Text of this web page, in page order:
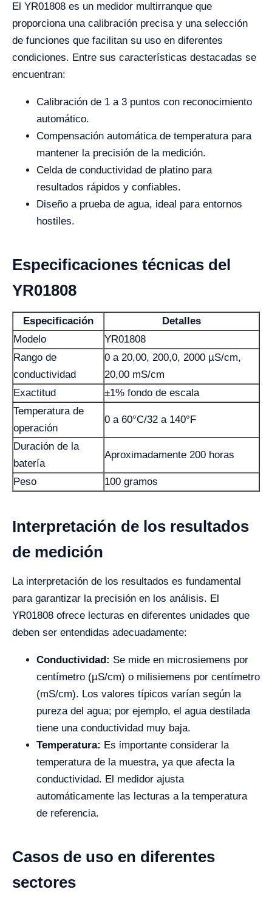
El YR01808 es un medidor multirranque que
proporciona una calibración precisa y una selección
de funciones que facilitan su uso en diferentes
condiciones. Entre sus características destacadas se
encuentran:
Calibración de 1 a 3 puntos con reconocimiento
automático.
Compensación automática de temperatura para
mantener la precisión de la medición.
Celda de conductividad de platino para
resultados rápidos y confiables.
Diseño a prueba de agua, ideal para entornos
hostiles.
Especificaciones técnicas del
YR01808
Especificación
Detalles
Modelo
YR01808
Rango de
conductividad
0 a 20,00, 200,0, 2000 µS/cm,
20,00 mS/cm
Exactitud
±1% fondo de escala
Temperatura de
operación
0 a 60°C/32 a 140°F
Duración de la
batería
Aproximadamente 200 horas
Peso 100 gramos
Interpretación de los resultados
de medición
La interpretación de los resultados es fundamental
para garantizar la precisión en los análisis. El
YR01808 ofrece lecturas en diferentes unidades que
deben ser entendidas adecuadamente:
Conductividad: Se mide en microsiemens por
centímetro (µS/cm) o milisiemens por centímetro
(mS/cm). Los valores típicos varían según la
pureza del agua; por ejemplo, el agua destilada
tiene una conductividad muy baja.
Temperatura: Es importante considerar la
temperatura de la muestra, ya que afecta la
conductividad. El medidor ajusta
automáticamente las lecturas a la temperatura
de referencia.
Casos de uso en diferentes
sectores